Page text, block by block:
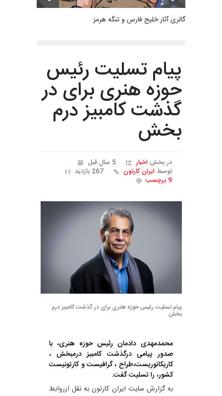
گالری آثار خلیج فارس و تنگه هرمز
پیام تسلیت رئیس
حوزه هنری برای در
گذشت کامبیز درم
بخش
در بخش اخبار
5 سال قبل
توسط ایران کارتون
267 بازدید
9 برچسب
پیام تسلیت رئیس حوزه هنری برای در گذشت کامبیز درم
بخش
‌محمدمهدی دادمان رئیس حوزه هنری، با
صدور پیامی درگذشت کامبیز درمبخش ،
کاریکاتوریست،طراح ، گرافیست و کارتونیست
کشور، را تسلیت گفت.
به گزارش سایت ایران کارتون به نقل ازروابط